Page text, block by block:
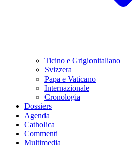
Ticino e Grigionitaliano
Svizzera
Papa e Vaticano
Internazionale
Cronologia
Dossiers
Agenda
Catholica
Commenti
Multimedia